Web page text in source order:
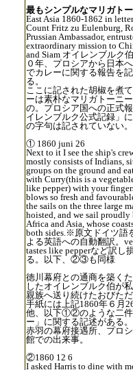
最もシンプルなマリガト
East Asia 1860-1862 in
Count Fritz zu Eulenburg,
Prussian Ambassador,
extraordinary mission to
and Siam オイレンブルク
０年、プロシアから日本
でカレーに関する報告を
る。
ここに記された胡椒を煮
ーは素朴なマリガトーニ
の。プロシア国への正式
イレンブルク公式記録」
の字句は記されていない。
① 1860 juni 26
Next to it I see the ship's
mostly consists of Indians,
groups on the ground and
with Curry(this is a
like pepper) with your
blows so fresh and
the sails on the three large
hoisted, and we sail proudly
Africa and Asia, whose
both sides.※原文ドイツ語
よる英語への自動翻訳。
tastes like pepperなど訳し
る。以下、②③も同様
徳川幕府との通商を築く
したオイレンブルク伯が
親族へ送り続けたおびた
手紙には上記1860年６月
他、以下①②のような二件
ー」に関する記述がある
赤羽の幕府接遇所、プロ
館での出来事。
②1860 12 6
I asked Harris to dine with